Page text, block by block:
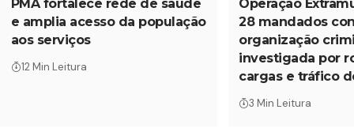
PMA fortalece rede de saúde
e amplia acesso da população
aos serviços
12 Min Leitura
Operação
28 mandados
organização
investigada por
cargas e tráfico
3 Min Leitura